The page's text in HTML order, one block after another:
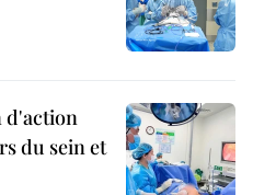
d'action
du sein et